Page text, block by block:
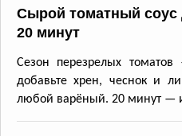
Сырой томатный соус
20 минут
Сезон перезрелых
добавьте хрен, чеснок и
любой варёный. 20 минут —